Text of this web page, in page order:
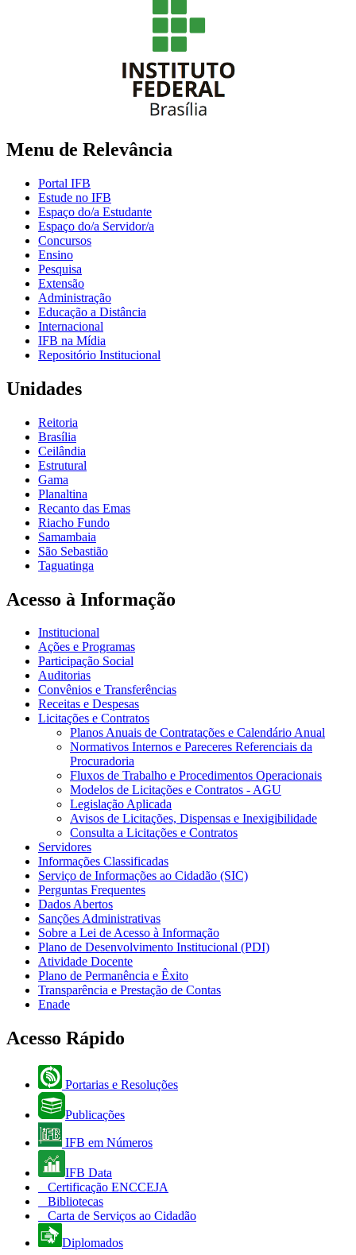
Menu de Relevância
Portal IFB
Estude no IFB
Espaço do/a Estudante
Espaço do/a Servidor/a
Concursos
Ensino
Pesquisa
Extensão
Administração
Educação a Distância
Internacional
IFB na Mídia
Repositório Institucional
Unidades
Reitoria
Brasília
Ceilândia
Estrutural
Gama
Planaltina
Recanto das Emas
Riacho Fundo
Samambaia
São Sebastião
Taguatinga
Acesso à Informação
Institucional
Ações e Programas
Participação Social
Auditorias
Convênios e Transferências
Receitas e Despesas
Licitações e Contratos
Planos Anuais de Contratações e Calendário Anual
Normativos Internos e Pareceres Referenciais da
Procuradoria
Fluxos de Trabalho e Procedimentos Operacionais
Modelos de Licitações e Contratos - AGU
Legislação Aplicada
Avisos de Licitações, Dispensas e Inexigibilidade
Consulta a Licitações e Contratos
Servidores
Informações Classificadas
Serviço de Informações ao Cidadão (SIC)
Perguntas Frequentes
Dados Abertos
Sanções Administrativas
Sobre a Lei de Acesso à Informação
Plano de Desenvolvimento Institucional (PDI)
Atividade Docente
Plano de Permanência e Êxito
Transparência e Prestação de Contas
Enade
Acesso Rápido
Portarias e Resoluções
Publicações
IFB em Números
IFB Data
Certificação ENCCEJA
Bibliotecas
Carta de Serviços ao Cidadão
Diplomados